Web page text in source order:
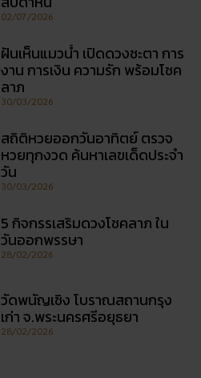
30/03/2026
สถิติหวยออกวันอาทิตย์ ตรวจ
หวยทุกงวด ค้นหาเลขเด็ดประจำ
วัน
30/03/2026
5 กิจกรรเสริมดวงโชคลาภ ใน
วันออกพรรษา
28/02/2026
วัดพนัญเชิง โบราณสถานกรุง
เก่า จ.พระนครศรีอยุธยา
28/02/2026